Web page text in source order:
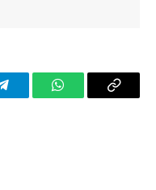
TelegramWhatsAppCopy